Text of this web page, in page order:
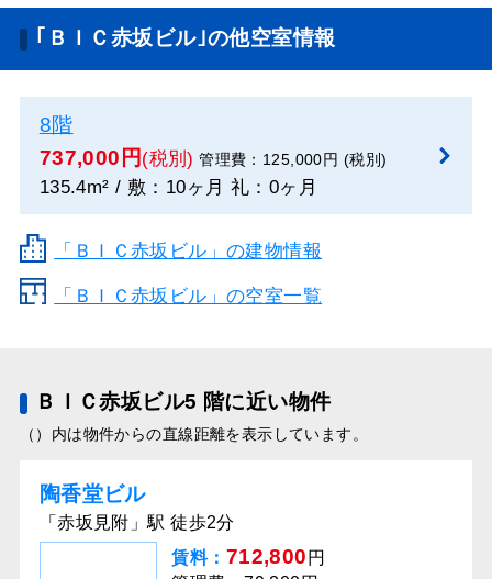
｢ＢＩＣ赤坂ビル｣の他空室情報
8階
737,000円 (税別) 管理費：125,000円 (税別)
135.4m² / 敷：10ヶ月 礼：0ヶ月
「ＢＩＣ赤坂ビル」の建物情報
「ＢＩＣ赤坂ビル」の空室一覧
ＢＩＣ赤坂ビル5 階に近い物件
（）内は物件からの直線距離を表示しています。
陶香堂ビル
「赤坂見附」駅 徒歩2分
賃料： 712,800 円